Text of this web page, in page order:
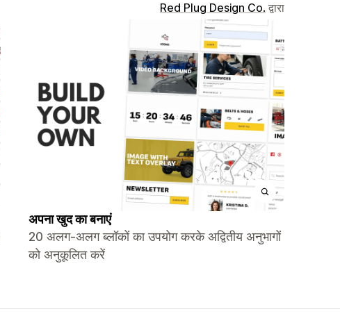
Red Plug Design Co. द्वारा
अपना खुद का बनाएं
20 अलग-अलग ब्लॉकों का उपयोग करके अद्वितीय अनुभागों
को अनुकूलित करें